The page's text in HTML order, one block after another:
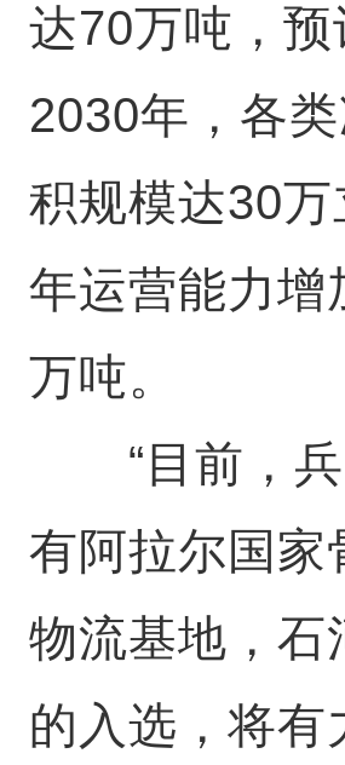
达70万吨，预
2030年，各
积规模达30万
年运营能力增
万吨。
“目前，兵
有阿拉尔国家
物流基地，石
的入选，将有